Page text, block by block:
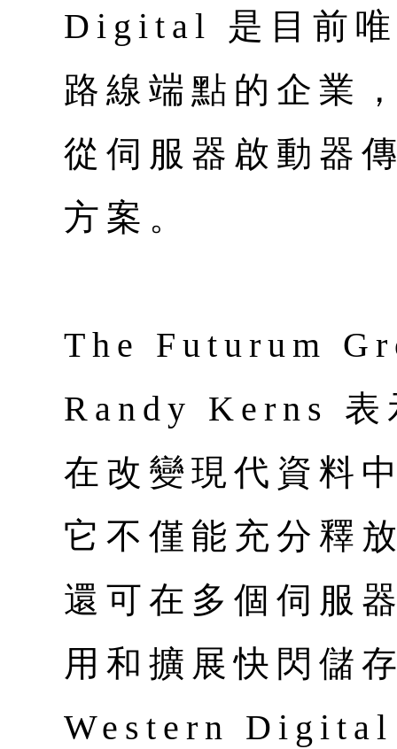
Digital 是目前唯
路線端點的企業
從伺服器啟動器
方案。
The Futurum
Randy Kerns
在改變現代資料
它不僅能充分釋
還可在多個伺服
用和擴展快閃儲
Western Digital